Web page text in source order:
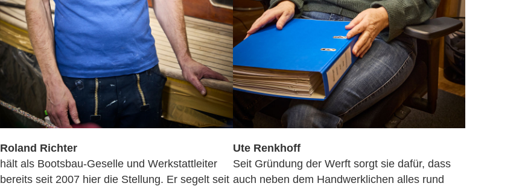
Roland Richter
hält als Bootsbau-Geselle und Werkstatt­leiter
bereits seit 2007 hier die Stellung. Er segelt seit
Ute Renkhoff
Seit Gründung der Werft sorgt sie dafür, dass
auch neben dem Handwerklichen alles rund